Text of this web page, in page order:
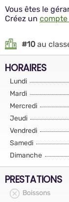
Vous êtes le
Créez un compte
#10 au
HORAIRES
Lundi
Mardi
Mercredi
Jeudi
Vendredi
Samedi
Dimanche
PRESTATIONS
Boissons